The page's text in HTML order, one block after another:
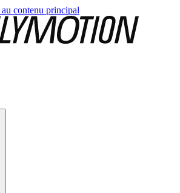
au contenu principal